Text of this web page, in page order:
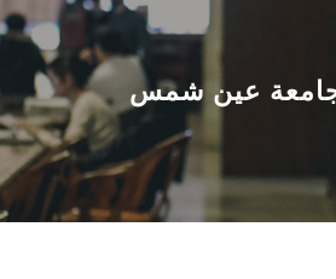
عن الجامعة
القطاعـات
الشئون الأكاديمية
البحث العلمي
جامعة عين شمس